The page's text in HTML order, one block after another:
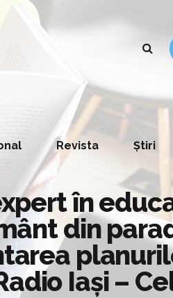
Revista Știri
în
din
Iaşi –